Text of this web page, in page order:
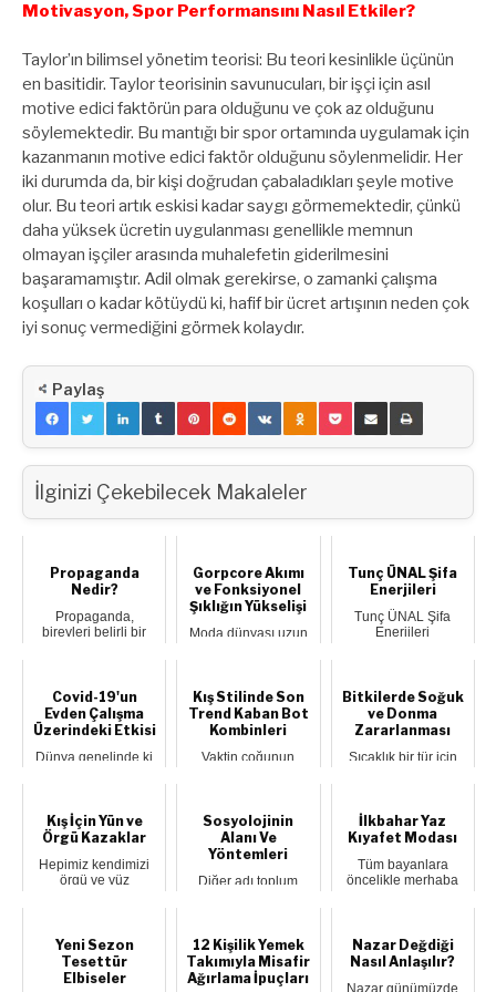
Motivasyon, Spor Performansını Nasıl Etkiler?
Taylor’ın bilimsel yönetim teorisi: Bu teori kesinlikle üçünün
en basitidir. Taylor teorisinin savunucuları, bir işçi için asıl
motive edici faktörün para olduğunu ve çok az olduğunu
söylemektedir. Bu mantığı bir spor ortamında uygulamak için
kazanmanın motive edici faktör olduğunu söylenmelidir. Her
iki durumda da, bir kişi doğrudan çabaladıkları şeyle motive
olur. Bu teori artık eskisi kadar saygı görmemektedir, çünkü
daha yüksek ücretin uygulanması genellikle memnun
olmayan işçiler arasında muhalefetin giderilmesini
başaramamıştır. Adil olmak gerekirse, o zamanki çalışma
koşulları o kadar kötüydü ki, hafif bir ücret artışının neden çok
iyi sonuç vermediğini görmek kolaydır.
Paylaş
İlginizi Çekebilecek Makaleler
Propaganda
Nedir?
Propaganda,
bireyleri belirli bir
Gorpcore Akımı
ve Fonksiyonel
Şıklığın Yükselişi
Moda dünyası uzun
Tunç ÜNAL Şifa
Enerjileri
Tunç ÜNAL Şifa
Enerjileri
Covid-19'un
Evden Çalışma
Üzerindeki Etkisi
Dünya genelinde ki
evden...
Kış Stilinde Son
Trend Kaban Bot
Kombinleri
Vaktin çoğunun
k...
Bitkilerde Soğuk
ve Donma
Zararlanması
Sıcaklık bir tür için
Kış İçin Yün ve
Örgü Kazaklar
Hepimiz kendimizi
örgü ve yüz
Sosyolojinin
Alanı Ve
Yöntemleri
Diğer adı toplum
İlkbahar Yaz
Kıyafet Modası
Tüm bayanlara
öncelikle merhaba
Yeni Sezon
Tesettür
Elbiseler
12 Kişilik Yemek
Takımıyla Misafir
Ağırlama İpuçları
Nazar Değdiği
Nasıl Anlaşılır?
Nazar günümüzde